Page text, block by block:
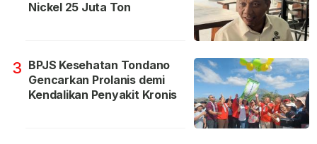
Nickel 25 Juta Ton
3 BPJS Kesehatan Tondano
Gencarkan Prolanis demi
Kendalikan Penyakit Kronis